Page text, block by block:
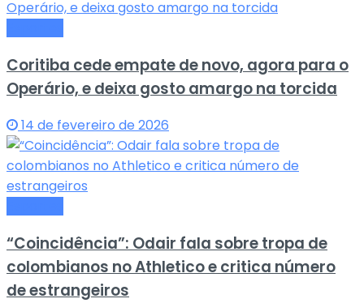
Coritiba cede empate de novo, agora para o
Operário, e deixa gosto amargo na torcida
14 de fevereiro de 2026
“Coincidência”: Odair fala sobre tropa de
colombianos no Athletico e critica número
de estrangeiros